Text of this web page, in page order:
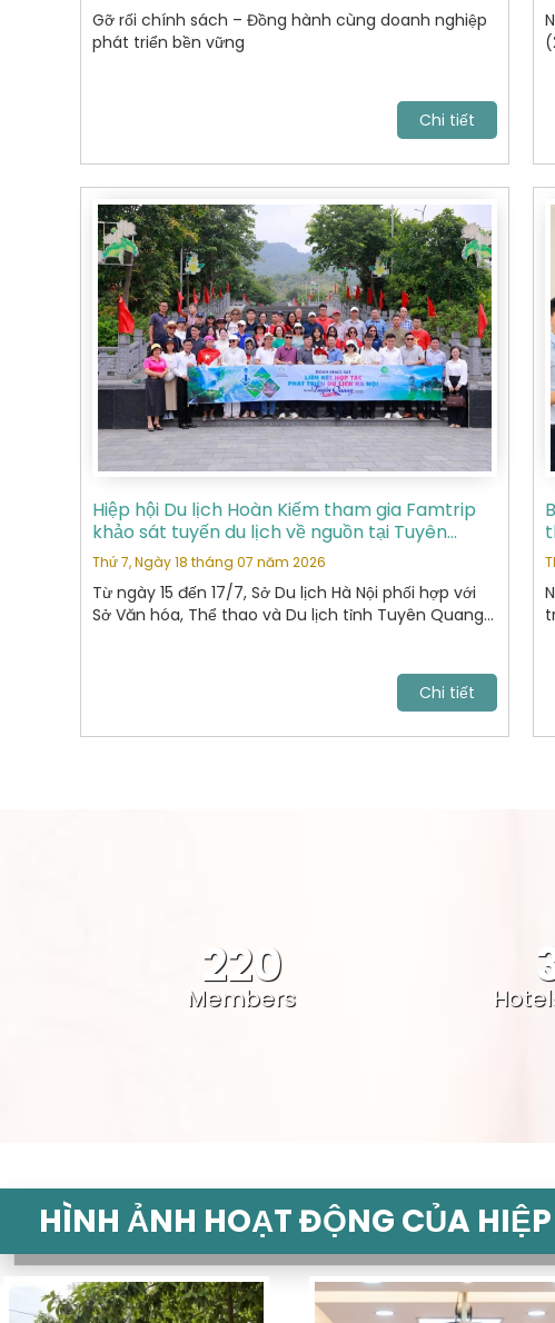
Gỡ rối chính sách – Đồng hành cùng doanh nghiệp
phát triển bền vững
Chi tiết
Hiệp hội Du lịch Hoàn Kiếm tham gia Famtrip
khảo sát tuyến du lịch về nguồn tại Tuyên
Quang
Thứ 7, Ngày 18 tháng 07 năm 2026
Từ ngày 15 đến 17/7, Sở Du lịch Hà Nội phối hợp với
Sở Văn hóa, Thể thao và Du lịch tỉnh Tuyên Quang
Chi tiết
220
Members
HÌNH ẢNH HOẠT ĐỘNG CỦA